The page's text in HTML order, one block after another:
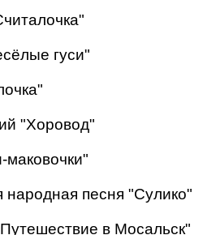
гуси"
"Хоровод"
народная песня "Сулико"
в Мосальск"